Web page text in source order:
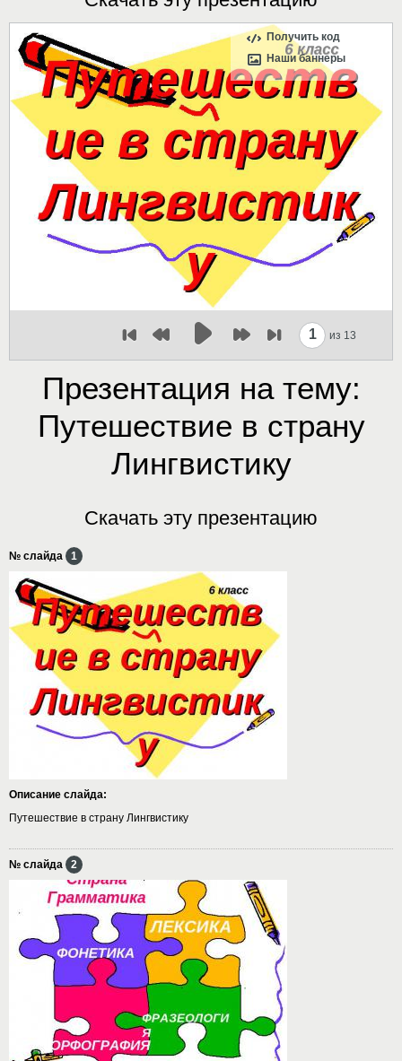
Получить код
Наши баннеры
1 из 13
Презентация на тему:
Путешествие в страну
Лингвистику
Скачать эту презентацию
№ слайда 1
Описание слайда:
Путешествие в страну Лингвистику
№ слайда 2